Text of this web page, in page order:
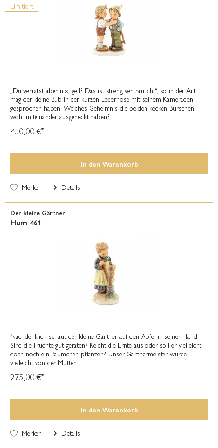
Limitiert
„Du verrätst aber nix, gell? Das ist streng vertraulich!“, so in der Art
mag der kleine Bub in der kurzen Lederhose mit seinem Kameraden
gesprochen haben. Welches Geheimnis die beiden kecken Burschen
wohl miteinander ausgeheckt haben?...
450,00 €*
In den Warenkorb
Merken Details
Der kleine Gärtner
Hum 461
Nachdenklich schaut der kleine Gärtner auf den Apfel in seiner Hand.
Sind die Früchte gut geraten? Reicht die Ernte aus oder soll er vielleicht
doch noch ein Bäumchen pflanzen? Unser Gärtnermeister wurde
vielleicht von der Mutter...
275,00 €*
In den Warenkorb
Merken Details